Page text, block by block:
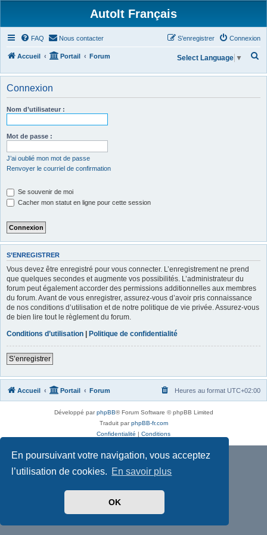
En poursuivant votre navigation, vous acceptez
l’utilisation de cookies. En savoir plus
OK
AutoIt Français
FAQ Nous contacter Connexion
S’enregistrer
Accueil Portail Forum
h
Select Language ▼
Connexion
Nom d’utilisateur :
Mot de passe :
J’ai oublié mon mot de passe
Renvoyer le courriel de confirmation
Se souvenir de moi
Cacher mon statut en ligne pour cette session
S’ENREGISTRER
Vous devez être enregistré pour vous connecter. L’enregistrement ne prend
que quelques secondes et augmente vos possibilités. L’administrateur du
forum peut également accorder des permissions additionnelles aux membres
du forum. Avant de vous enregistrer, assurez-vous d’avoir pris connaissance
de nos conditions d’utilisation et de notre politique de vie privée. Assurez-vous
de bien lire tout le règlement du forum.
Conditions d’utilisation | Politique de confidentialité
S’enregistrer
Accueil Portail Forum Heures au format UTC+02:00
Développé parphpBB® Forum Software © phpBB Limited
Traduit parphpBB-fr.com
Confidentialité | Conditions